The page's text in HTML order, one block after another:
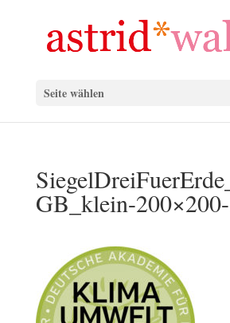
Seite wählen
GB_klein-